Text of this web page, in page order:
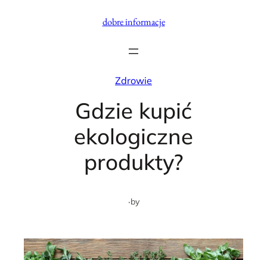
dobre informacje
Zdrowie
Gdzie kupić
ekologiczne
produkty?
·by